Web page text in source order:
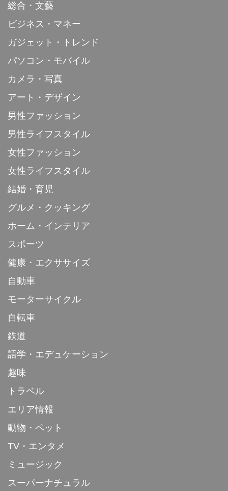
総合・文藝
ビジネス・マネー
ガジェット・トレンド
パソコン・モバイル
カメラ・写真
アート・デザイン
男性ファッション
男性ライフスタイル
女性ファッション
女性ライフスタイル
結婚・育児
グルメ・クッキング
ホーム・インテリア
スポーツ
健康・エクササイズ
自動車
モーターサイクル
自転車
鉄道
語学・エデュケーション
趣味
トラベル
エリア情報
動物・ペット
TV・エンタメ
ミュージック
スーパーナチュラル